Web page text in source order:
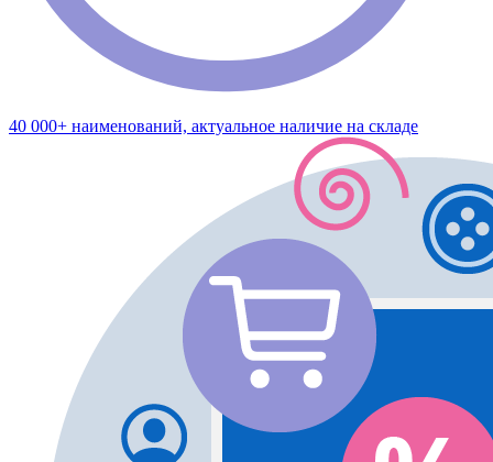
40 000+ наименований, актуальное наличие на складе